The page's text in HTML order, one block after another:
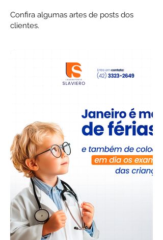
Confira algumas artes de posts dos
clientes.